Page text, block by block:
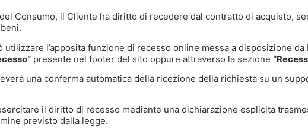
Consumo, il Cliente ha diritto di recedere dal contratto di acquisto,
l’apposita funzione di recesso online messa a disposizione
presente nel footer del sito oppure attraverso la sezione
una conferma automatica della ricezione della richiesta su un
il diritto di recesso mediante una dichiarazione esplicita
previsto dalla legge.